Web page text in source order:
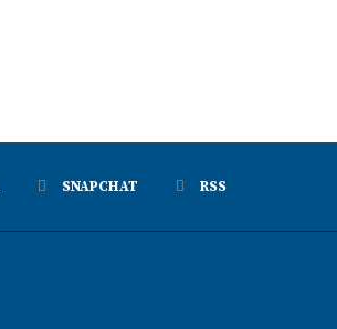
SNAPCHAT RSS